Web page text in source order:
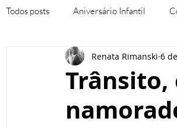
Todos posts Aniversário Infantil
Milk Bath Gestante
Fotografia de pet sereias
Trânsito,
Renata Rimanski 6